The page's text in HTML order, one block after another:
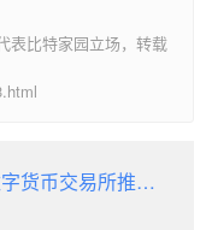
表比特家园立场，转载
货币交易所推荐